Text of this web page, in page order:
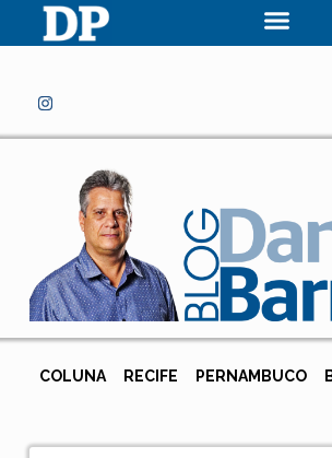
COLUNA RECIFE PERNAMBUCO